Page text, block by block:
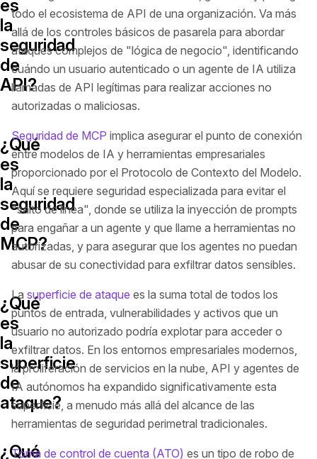
es
la
seguridad
de
API?
todo el ecosistema de API de una organización. Va más
allá de los controles básicos de pasarela para abordar
ataques complejos de "lógica de negocio", identificando
cuándo un usuario autenticado o un agente de IA utiliza
llamadas de API legítimas para realizar acciones no
autorizadas o maliciosas.
¿Qué
es
la
seguridad
de
MCP?
Seguridad de MCP implica asegurar el punto de conexión
entre modelos de IA y herramientas empresariales
proporcionado por el Protocolo de Contexto del Modelo.
Aquí se requiere seguridad especializada para evitar el
"salto de línea", donde se utiliza la inyección de prompts
para engañar a un agente y que llame a herramientas no
autorizadas, y para asegurar que los agentes no puedan
abusar de su conectividad para exfiltrar datos sensibles.
¿Qué
es
la
superficie
de
ataque?
La superficie de ataque es la suma total de todos los
puntos de entrada, vulnerabilidades y activos que un
usuario no autorizado podría explotar para acceder o
exfiltrar datos. En los entornos empresariales modernos,
la proliferación de servicios en la nube, API y agentes de
IA autónomos ha expandido significativamente esta
superficie, a menudo más allá del alcance de las
herramientas de seguridad perimetral tradicionales.
¿Qué
Toma de control de cuenta (ATO) es un tipo de robo de